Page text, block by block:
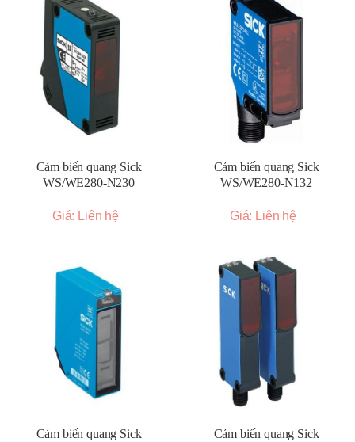
Cảm biến quang Sick
WS/WE280-N230
Giá: Liên hệ
Cảm biến quang Sick
WS/WE280-N132
Giá: Liên hệ
Cảm biến quang Sick
Cảm biến quang Sick